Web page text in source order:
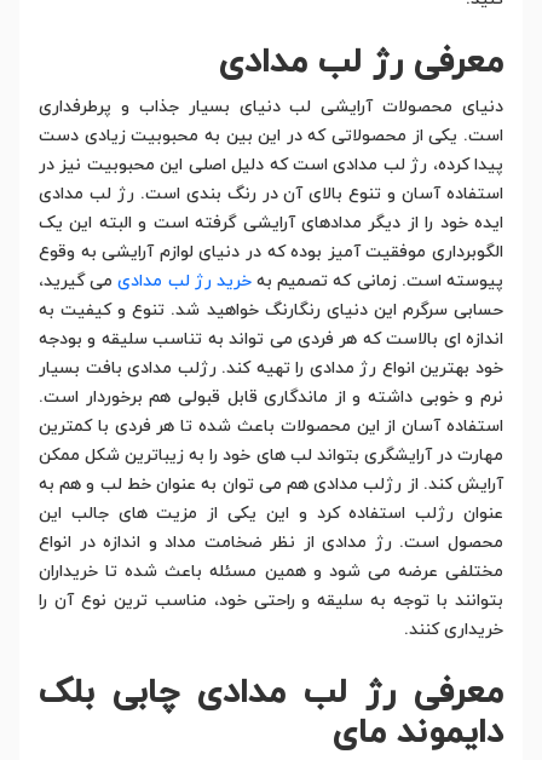
معرفی رژ لب مدادی
دنیای محصولات آرایشی لب دنیای بسیار جذاب و پرطرفداری
است. یکی از محصولاتی که در این بین به محبوبیت زیادی دست
پیدا کرده، رژ لب مدادی است که دلیل اصلی این محبوبیت نیز در
استفاده آسان و تنوع بالای آن در رنگ بندی است. رژ لب مدادی
ایده خود را از دیگر مدادهای آرایشی گرفته است و البته این یک
الگوبرداری موفقیت آمیز بوده که در دنیای لوازم آرایشی به وقوع
پیوسته است. زمانی که تصمیم بهخرید رژ لب مدادیمی گیرید،
حسابی سرگرم این دنیای رنگارنگ خواهید شد. تنوع و کیفیت به
اندازه ای بالاست که هر فردی می تواند به تناسب سلیقه و بودجه
خود بهترین انواع رژ مدادی را تهیه کند. رژلب مدادی بافت بسیار
نرم و خوبی داشته و از ماندگاری قابل قبولی هم برخوردار است.
استفاده آسان از این محصولات باعث شده تا هر فردی با کمترین
مهارت در آرایشگری بتواند لب های خود را به زیباترین شکل ممکن
آرایش کند. از رژلب مدادی هم می توان به عنوان خط لب و هم به
عنوان رژلب استفاده کرد و این یکی از مزیت های جالب این
محصول است. رژ مدادی از نظر ضخامت مداد و اندازه در انواع
مختلفی عرضه می شود و همین مسئله باعث شده تا خریداران
بتوانند با توجه به سلیقه و راحتی خود، مناسب ترین نوع آن را
خریداری کنند.
معرفی رژ لب مدادی چابی بلک
دایموند مای